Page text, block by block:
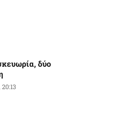
δύο
20:13